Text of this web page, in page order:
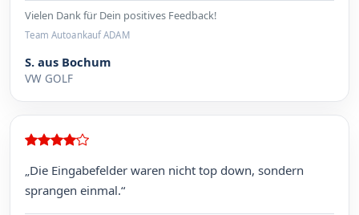
Vielen Dank für Dein positives Feedback!
Team Autoankauf ADAM
S. aus Bochum
VW GOLF
„Die Eingabefelder waren nicht top down, sondern
sprangen einmal.“